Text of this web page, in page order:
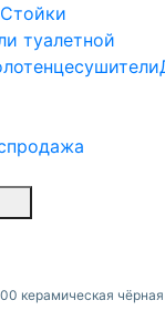
Стойки
туалетной
керамическая чёрная